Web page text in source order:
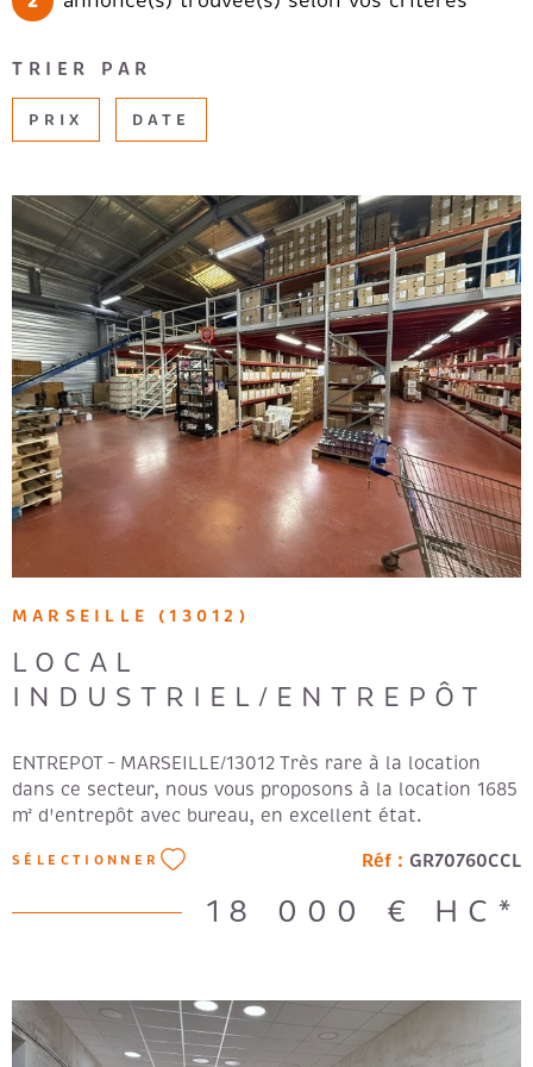
TRIER PAR
PRIX DATE
MARSEILLE (13012)
LOCAL
INDUSTRIEL/ENTREPÔT
ENTREPOT – MARSEILLE/13012 Très rare à la location
dans ce secteur, nous vous proposons à la location 1685
m² d'entrepôt avec bureau, en excellent état.
peau, Dalle industrielle. Entrepôt : 1241m² dont
en Contrebas : 405m² avec déchargement via une porte
par les 2 espaces de livraison. RDC : Accueil 16m²,
Bureau de livraison 7m², Bureau secrétariat 20m² et WC
avec point d'eau. Etage : 76m² espace de direction, 2
SÉLECTIONNER Réf : GR70760CCL
18 000 € HC*
VOIR LE BIEN
Terrasse
Balcon
Loggia
Jardin
RECHERCHER